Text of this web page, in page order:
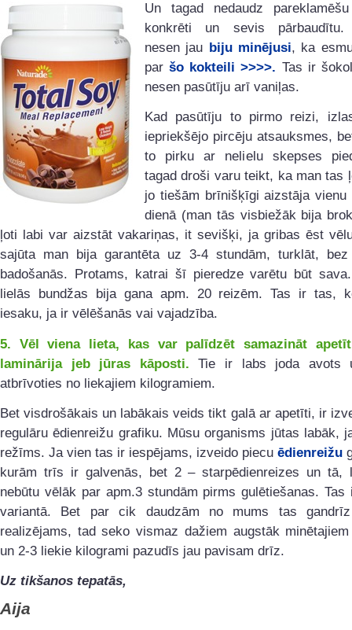
Un tagad nedaudz
konkrēti un sevis pārbaudītu.
nesen jau biju minējusi, ka
paršo kokteili >>>>. Tas ir
nesen pasūtīju arī vaniļas.
Kad pasūtīju to pirmo reizi,
iepriekšējo pircēju atsauksmes,
to pirku ar nelielu skepses
tagad droši varu teikt, ka man tas
jo tiešām brīnišķīgi aizstāja vienu
dienā (man tās visbiežāk bija
ļoti labi var aizstāt vakariņas, it sevišķi, ja gribas ēst
sajūta man bija garantēta uz 3-4 stundām, turklāt, bez
badošanās. Protams, katrai šī pieredze varētu būt
lielās bundžas bija gana apm. 20 reizēm. Tas ir tas,
iesaku, ja ir vēlēšanās vai vajadzība.
5. Vēl viena lieta, kas var palīdzēt samazināt
laminārija jeb jūras kāposti. Tie ir labs joda avots
atbrīvoties no liekajiem kilogramiem.
Bet visdrošākais un labākais veids tikt galā ar apetīti, ir
regulāru ēdienreižu grafiku. Mūsu organisms jūtas labāk,
režīms. Ja vien tas ir iespējams, izveido piecu ēdienreižu
kurām trīs ir galvenās, bet 2 – starpēdienreizes un tā,
nebūtu vēlāk par apm.3 stundām pirms gulētiešanas. Tas
variantā. Bet par cik daudzām no mums tas
realizējams, tad seko vismaz dažiem augstāk
un 2-3 liekie kilogrami pazudīs jau pavisam drīz.
Uz tikšanos tepatās,
Aija